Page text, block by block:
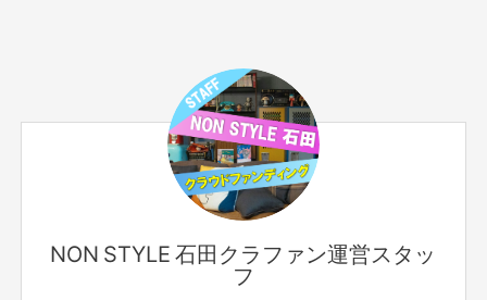
NON STYLE 石田クラファン運営スタッ
フ
サポーター数 お届け予定日
2024年6月
NON STYLE 石田さんと２ショットチェキを撮影できる権
その場で「撮影→一言メッセージも記載」をさせていただき
ます！